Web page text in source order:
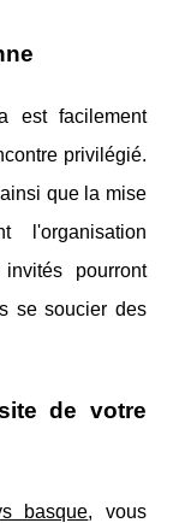
est facilement
privilégié.
que la mise
l'organisation
pourront
se soucier des
de votre
basque, vous